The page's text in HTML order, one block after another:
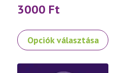
3000 Ft
Opciók választása
Ennek
a